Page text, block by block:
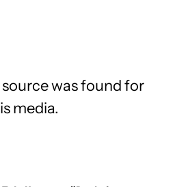
was found for
media.